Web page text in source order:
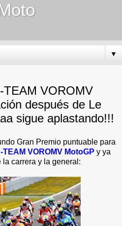
▼
TEAM VOROMV
después de Le
sigue aplastando!!!
Gran Premio puntuable para
VOROMV MotoGP y ya
carrera y la general: